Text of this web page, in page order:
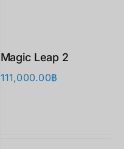
Magic Leap 2
111,000.00฿